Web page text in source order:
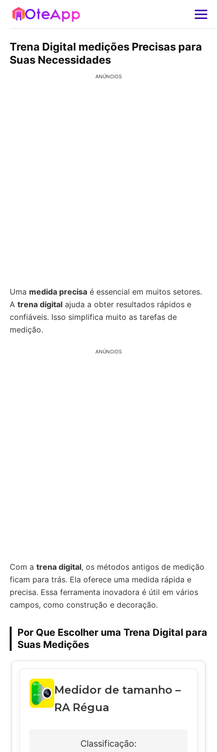
Trena Digital medições Precisas para
Suas Necessidades
ANÚNCIOS
Uma medida precisa é essencial em muitos setores.
A trena digital ajuda a obter resultados rápidos e
confiáveis. Isso simplifica muito as tarefas de
medição.
ANÚNCIOS
Com a trena digital, os métodos antigos de medição
ficam para trás. Ela oferece uma medida rápida e
precisa. Essa ferramenta inovadora é útil em vários
campos, como construção e decoração.
Por Que Escolher uma Trena Digital para
Suas Medições
Medidor de tamanho –
RA Régua
Classificação: